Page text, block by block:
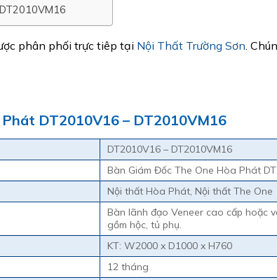
phân phối trực tiêp tại Nội Thất Trường Sơn .
DT2010V16 – DT2010VM16
DT2010V16 – DT2010VM16
Bàn Giám Đốc The One Hòa Phát
Nội thất Hòa Phát, Nội thất The One
Bàn lãnh đạo Veneer cao cấp hoặc
gồm hộc, tủ phụ.
KT: W2000 x D1000 x H760
12 tháng